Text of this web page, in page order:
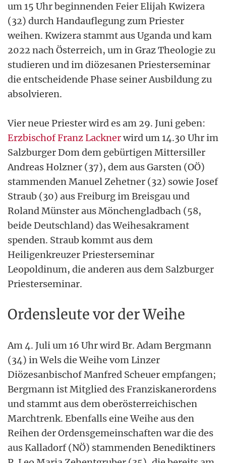
um 15 Uhr beginnenden Feier Elijah Kwizera
(32) durch Handauflegung zum Priester
weihen. Kwizera stammt aus Uganda und kam
2022 nach Österreich, um in Graz Theologie zu
studieren und im diözesanen Priesterseminar
die entscheidende Phase seiner Ausbildung zu
absolvieren.
Vier neue Priester wird es am 29. Juni geben:
Erzbischof Franz Lacknerwird um 14.30 Uhr im
Salzburger Dom dem gebürtigen Mittersiller
Andreas Holzner (37), dem aus Garsten (OÖ)
stammenden Manuel Zehetner (32) sowie Josef
Straub (30) aus Freiburg im Breisgau und
Roland Münster aus Mönchengladbach (58,
beide Deutschland) das Weihesakrament
spenden. Straub kommt aus dem
Heiligenkreuzer Priesterseminar
Leopoldinum, die anderen aus dem Salzburger
Priesterseminar.
Ordensleute vor der Weihe
Am 4. Juli um 16 Uhr wird Br. Adam Bergmann
(34) in Wels die Weihe vom Linzer
Diözesanbischof Manfred Scheuer empfangen;
Bergmann ist Mitglied des Franziskanerordens
und stammt aus dem oberösterreichischen
Marchtrenk. Ebenfalls eine Weihe aus den
Reihen der Ordensgemeinschaften war die des
aus Kalladorf (NÖ) stammenden Benediktiners